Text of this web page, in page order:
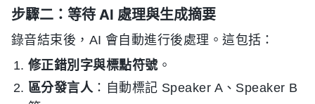
步驟二：等待 AI 處理與生成摘要
錄音結束後，AI 會自動進行後處理。這包括：
修正錯別字與標點符號。
區分發言人：自動標記 Speaker A、Speaker B